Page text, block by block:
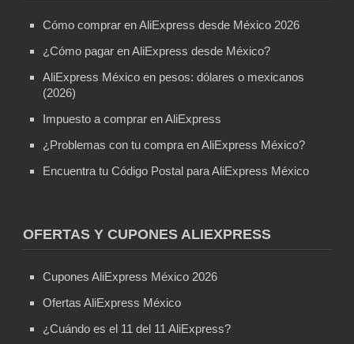
Cómo comprar en AliExpress desde México 2026
¿Cómo pagar en AliExpress desde México?
AliExpress México en pesos: dólares o mexicanos
(2026)
Impuesto a comprar en AliExpress
¿Problemas con tu compra en AliExpress México?
Encuentra tu Código Postal para AliExpress México
OFERTAS Y CUPONES ALIEXPRESS
Cupones AliExpress México 2026
Ofertas AliExpress México
¿Cuándo es el 11 del 11 AliExpress?